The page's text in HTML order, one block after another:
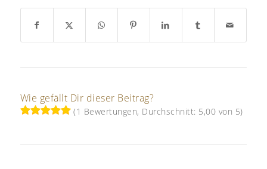
Wie gefällt Dir dieser Beitrag?
(1 Bewertungen, Durchschnitt: 5,00 von 5)